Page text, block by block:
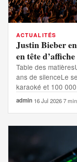
ACTUALITÉS
Justin Bieber
en tête d’affiche
Table des
ans de silenceLe
karaoké et 100
admin·16 Jul 2026·7 min